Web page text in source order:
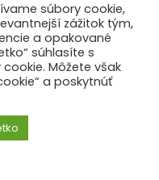
súbory cookie,
zážitok tým,
a opakované
súhlasíte s
cookie. Môžete však
a poskytnúť